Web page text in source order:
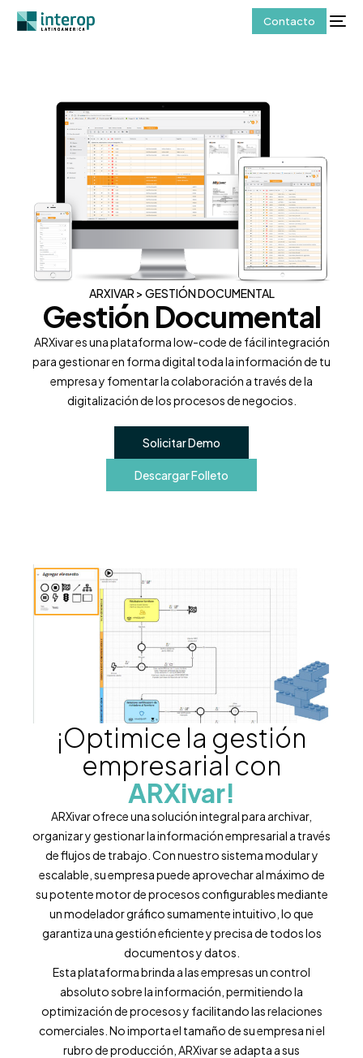
Contacto
ARXIVAR > GESTIÓN DOCUMENTAL
Gestión Documental
ARXivar es una plataforma low-code de fácil integración
para gestionar en forma digital toda la información de tu
empresa y fomentar la colaboración a través de la
digitalización de los procesos de negocios.
Solicitar Demo
Descargar Folleto
¡Optimice la gestión
empresarial con
ARXivar!
ARXivar ofrece una solución integral para archivar,
organizar y gestionar la información empresarial a través
de flujos de trabajo. Con nuestro sistema modular y
escalable, su empresa puede aprovechar al máximo de
su potente motor de procesos configurables mediante
un modelador gráfico sumamente intuitivo, lo que
garantiza una gestión eficiente y precisa de todos los
documentos y datos.
Esta plataforma brinda a las empresas un control
absoluto sobre la información, permitiendo la
optimización de procesos y facilitando las relaciones
comerciales. No importa el tamaño de su empresa ni el
rubro de producción, ARXivar se adapta a sus